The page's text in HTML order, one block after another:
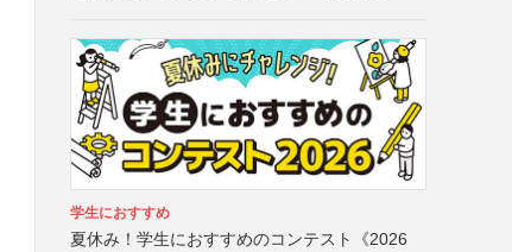
学生におすすめ
夏休み！学生におすすめのコンテスト《2026